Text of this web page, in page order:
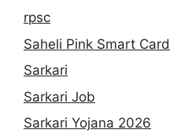
rpsc
Saheli Pink Smart Card
Sarkari
Sarkari Job
Sarkari Yojana 2026